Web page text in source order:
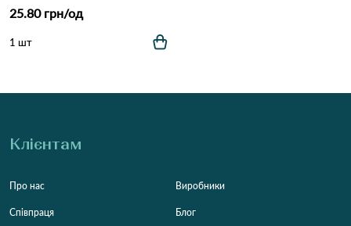
25.80 грн/од
1 шт
Клієнтам
Про нас
Співпраця
Виробники
Блог